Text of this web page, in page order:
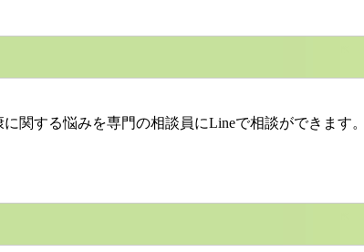
関する悩みを専門の相談員にLineで相談ができます。